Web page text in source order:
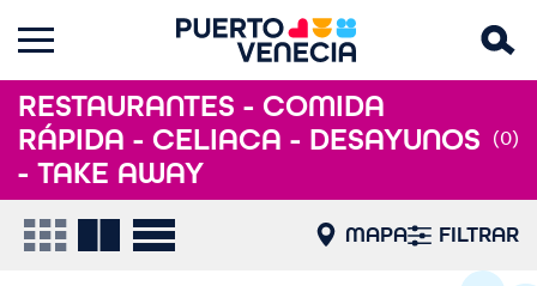
RESTAURANTES - COMIDA
RÁPIDA - CELIACA - DESAYUNOS
- TAKE AWAY
(0)
MAPA FILTRAR